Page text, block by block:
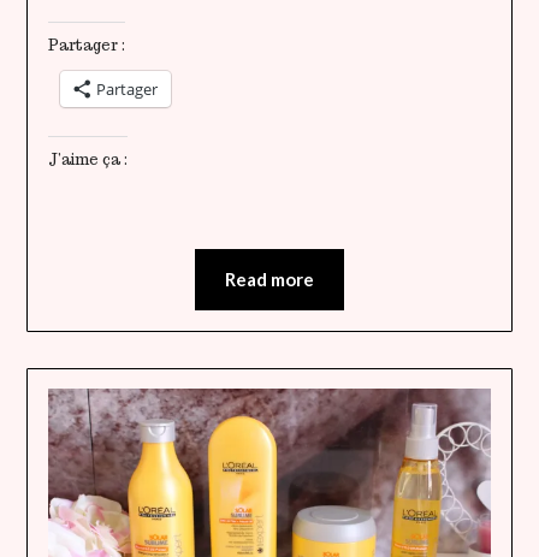
Partager :
Partager
J’aime ça :
Read more